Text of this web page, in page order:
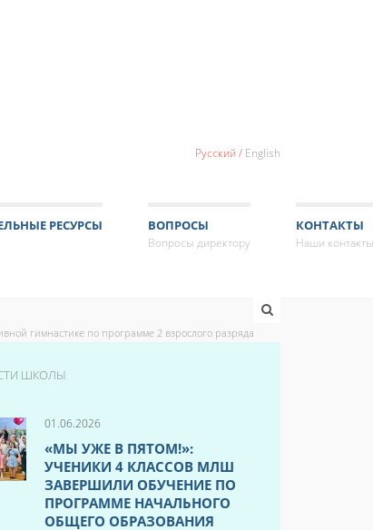
РЕСУРСЫ ВОПРОСЫ
Вопросы директору
КОНТАКТЫ
Наши контакты
Русский English
гимнастике по программе 2 взрослого разряда
ШКОЛЫ
01.06.2026
«МЫ УЖЕ В ПЯТОМ!»:
УЧЕНИКИ 4 КЛАССОВ МЛШ
ЗАВЕРШИЛИ ОБУЧЕНИЕ ПО
ПРОГРАММЕ НАЧАЛЬНОГО
ОБЩЕГО ОБРАЗОВАНИЯ